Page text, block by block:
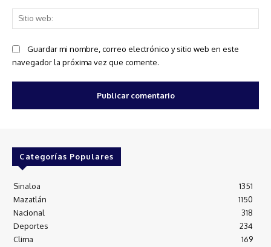
Guardar mi nombre, correo electrónico y sitio web en este
navegador la próxima vez que comente.
Categorías Populares
Sinaloa
1351
Mazatlán
1150
Nacional
318
Deportes
234
Clima
169